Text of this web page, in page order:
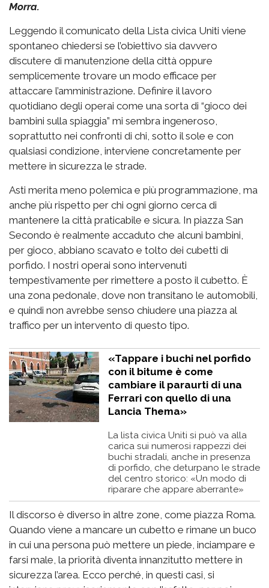
Morra.
Leggendo il comunicato della Lista civica Uniti viene
spontaneo chiedersi se l’obiettivo sia davvero
discutere di manutenzione della città oppure
semplicemente trovare un modo efficace per
attaccare l’amministrazione. Definire il lavoro
quotidiano degli operai come una sorta di “gioco dei
bambini sulla spiaggia” mi sembra ingeneroso,
soprattutto nei confronti di chi, sotto il sole e con
qualsiasi condizione, interviene concretamente per
mettere in sicurezza le strade.
Asti merita meno polemica e più programmazione, ma
anche più rispetto per chi ogni giorno cerca di
mantenere la città praticabile e sicura. In piazza San
Secondo è realmente accaduto che alcuni bambini,
per gioco, abbiano scavato e tolto dei cubetti di
porfido. I nostri operai sono intervenuti
tempestivamente per rimettere a posto il cubetto. È
una zona pedonale, dove non transitano le automobili,
e quindi non avrebbe senso chiudere una piazza al
traffico per un intervento di questo tipo.
«Tappare i buchi nel porfido
con il bitume è come
cambiare il paraurti di una
Ferrari con quello di una
Lancia Thema»
La lista civica Uniti si può va alla
carica sui numerosi rappezzi dei
buchi stradali, anche in presenza
di porfido, che deturpano le strade
del centro storico: «Un modo di
riparare che appare aberrante»
Il discorso è diverso in altre zone, come piazza Roma.
Quando viene a mancare un cubetto e rimane un buco
in cui una persona può mettere un piede, inciampare e
farsi male, la priorità diventa innanzitutto mettere in
sicurezza l’area. Ecco perché, in questi casi, si